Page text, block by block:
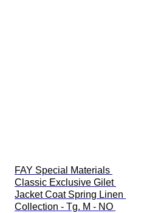
FAY Special Materials
Classic Exclusive Gilet
Jacket Coat Spring Linen
Collection - Tg. M - NO